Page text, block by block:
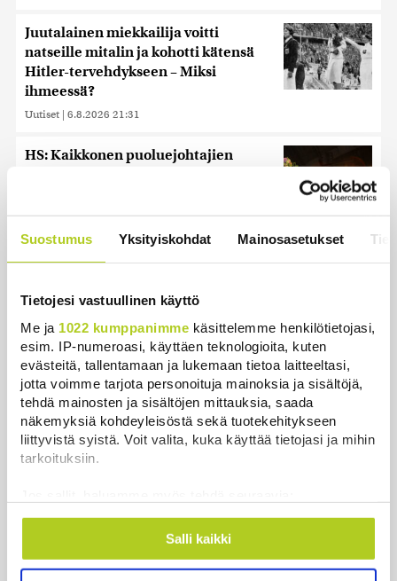
Suostumus Yksityiskohdat Mainosasetukset
Tietojesi vastuullinen käyttö
Me ja 1022 kumppanimme käsittelemme henkilötietojasi,
esim. IP-numeroasi, käyttäen teknologioita, kuten
evästeitä, tallentamaan ja lukemaan tietoa laitteeltasi,
jotta voimme tarjota personoituja mainoksia ja sisältöjä,
tehdä mainosten ja sisältöjen mittauksia, saada
näkemyksiä kohdeyleisöstä sekä tuotekehitykseen
liittyvistä syistä. Voit valita, kuka käyttää tietojasi ja mihin
tarkoituksiin.
Kerätä tietoja maantieteellisestä sijainnistasi,
mahdollisesti muutaman metrin tarkkuudella
ominaispiirteitä aktiivisesti (sormenjäljen
Salli kaikki
Juutalainen miekkailija voitti
natseille mitalin ja kohotti kätensä
Hitler-tervehdykseen – Miksi
ihmeessä?
Uutiset | 6.8.2026 21:31
HS: Kaikkonen puoluejohtajien
Ihmiset kahmivat nyt näitä tuotteita
Lidleistä – ”Hittitrendi”
Nämä ihmiset sairastuvat muita
herkemmin sydän- ja
verisuonitauteihin, sanoo tutkimus
Uutiset 5.8.2026 22:01
Reuters: Ukraina on tuhonnut yli
miljoona neliömetriä Wildberriesin
Oletko ihmetellyt peilejä
ikkunankarmeissa? Tällainen oli